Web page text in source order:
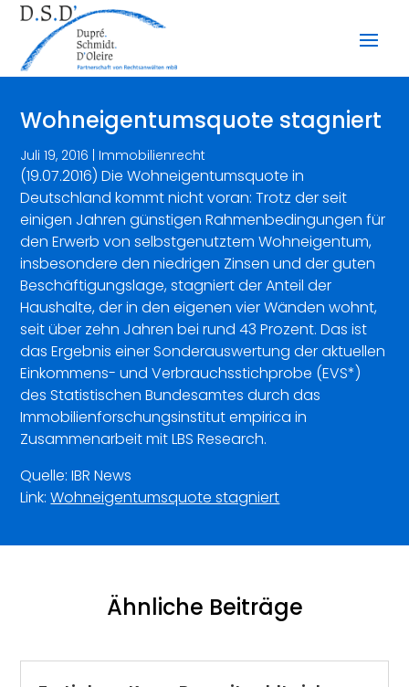
Wohneigentumsquote stagniert
Juli 19, 2016 | Immobilienrecht
(19.07.2016) Die Wohneigentumsquote in
Deutschland kommt nicht voran: Trotz der seit
einigen Jahren günstigen Rahmenbedingungen für
den Erwerb von selbstgenutztem Wohneigentum,
insbesondere den niedrigen Zinsen und der guten
Beschäftigungslage, stagniert der Anteil der
Haushalte, der in den eigenen vier Wänden wohnt,
seit über zehn Jahren bei rund 43 Prozent. Das ist
das Ergebnis einer Sonderauswertung der aktuellen
Einkommens- und Verbrauchsstichprobe (EVS*)
des Statistischen Bundesamtes durch das
Immobilienforschungsinstitut empirica in
Zusammenarbeit mit LBS Research.
Quelle: IBR News
Link:Wohneigentumsquote stagniert
Ähnliche Beiträge